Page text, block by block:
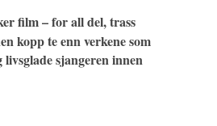
film – for all del, trass
kopp te enn verkene som
sjangeren innen